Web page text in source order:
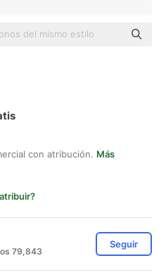
con atribución. Más
79,843
Seguir